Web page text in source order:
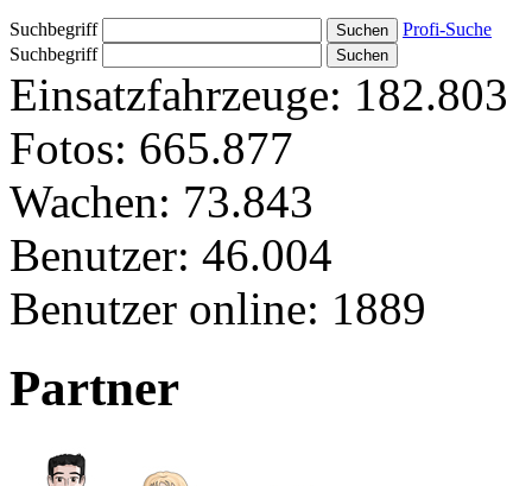
Suchbegriff
Profi-Suche
Suchbegriff
Einsatzfahrzeuge: 182.803
Fotos: 665.877
Wachen: 73.843
Benutzer: 46.004
Benutzer online: 1889
Partner